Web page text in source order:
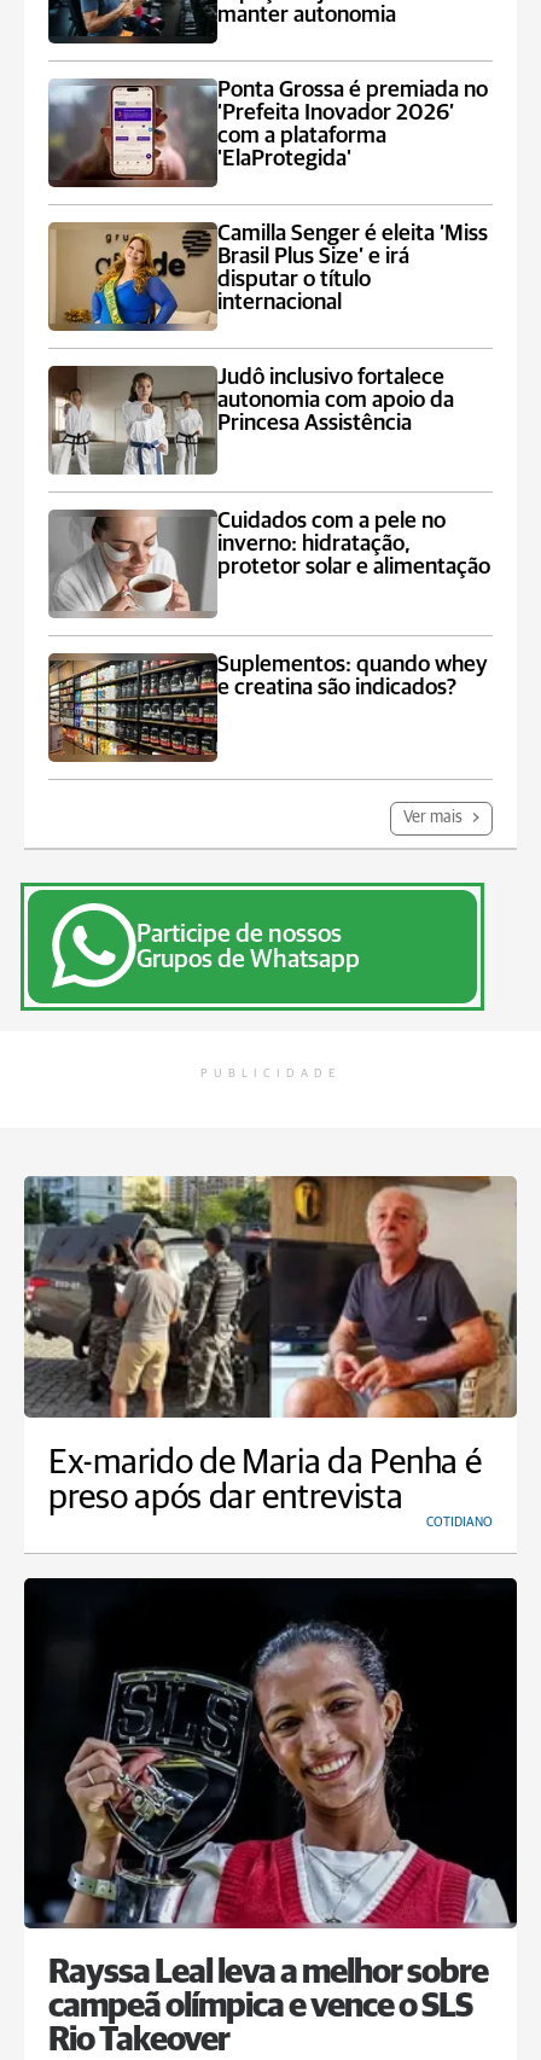
manter autonomia
Ponta Grossa é premiada no
‘Prefeita Inovador 2026’
com a plataforma
'ElaProtegida'
Camilla Senger é eleita ‘Miss
Brasil Plus Size’ e irá
disputar o título
internacional
Judô inclusivo fortalece
autonomia com apoio da
Princesa Assistência
Cuidados com a pele no
inverno: hidratação,
protetor solar e alimentação
Suplementos: quando whey
e creatina são indicados?
Ver mais
Participe de nossos
Grupos de Whatsapp
PUBLICIDADE
Ex-marido de Maria da Penha é
preso após dar entrevista
COTIDIANO
Rayssa Leal leva a melhor sobre
campeã olímpica e vence o SLS
Rio Takeover